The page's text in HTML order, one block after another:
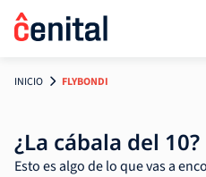
INICIO FLYBONDI
¿La cábala del 10?
Esto es algo de lo que vas a